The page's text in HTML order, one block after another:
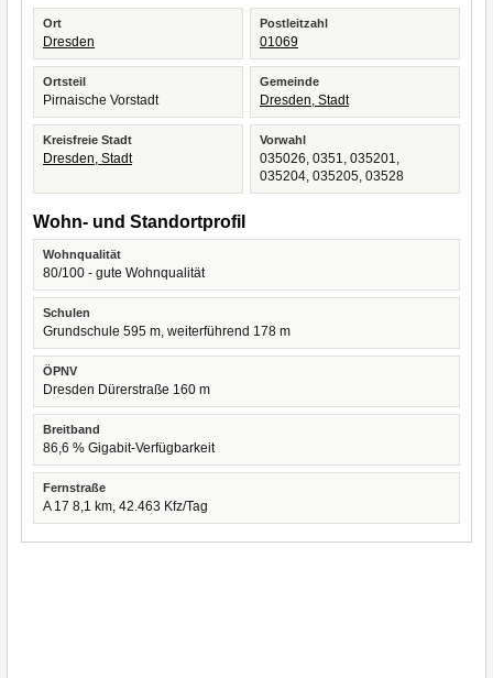
Ort
Dresden
Postleitzahl
01069
Ortsteil
Pirnaische Vorstadt
Gemeinde
Dresden, Stadt
Kreisfreie Stadt
Dresden, Stadt
Vorwahl
035026, 0351, 035201,
035204, 035205, 03528
Wohn- und Standortprofil
Wohnqualität
80/100 - gute Wohnqualität
Schulen
Grundschule 595 m, weiterführend 178 m
ÖPNV
Dresden Dürerstraße 160 m
Breitband
86,6 % Gigabit-Verfügbarkeit
Fernstraße
A 17 8,1 km, 42.463 Kfz/Tag